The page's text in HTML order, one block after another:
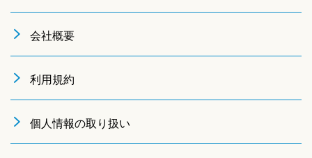
会社概要
利用規約
個人情報の取り扱い